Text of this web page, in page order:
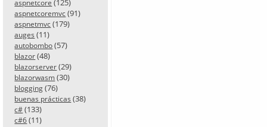
aspnetcore (125)
aspnetcoremvc (91)
aspnetmvc (179)
auges (11)
autobombo (57)
blazor (48)
blazorserver (29)
blazorwasm (30)
blogging (76)
buenas prácticas (38)
c# (133)
c#6 (11)